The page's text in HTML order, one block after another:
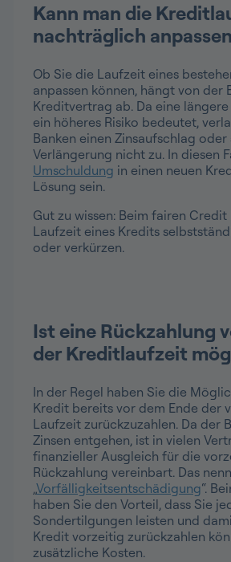
Kann man die
nachträglich
Ob Sie die Laufzeit eines
anpassen können, hängt von der
Kreditvertrag ab. Da eine
ein höheres Risiko bedeutet,
Banken einen Zinsaufschlag
Verlängerung nicht zu. In diesen
Umschuldung in einen neuen
Lösung sein.
Gut zu wissen: Beim fairen
Laufzeit eines Kredits
oder verkürzen.
Ist eine Rückzahlung
der Kreditlaufzeit
In der Regel haben Sie die
Kredit bereits vor dem Ende der
Laufzeit zurückzuzahlen. Da der
Zinsen entgehen, ist in vielen
finanzieller Ausgleich für die
Rückzahlung vereinbart. Das
„Vorfälligkeitsentschädigung“.
haben Sie den Vorteil, dass Sie
Sondertilgungen leisten und
Kredit vorzeitig zurückzahlen
zusätzliche Kosten.